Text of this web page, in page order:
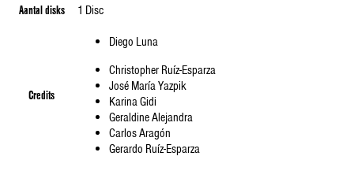
Aantal disks
1 Disc
Credits
Diego Luna
Christopher Ruíz-Esparza
José María Yazpik
Karina Gidi
Geraldine Alejandra
Carlos Aragón
Gerardo Ruíz-Esparza